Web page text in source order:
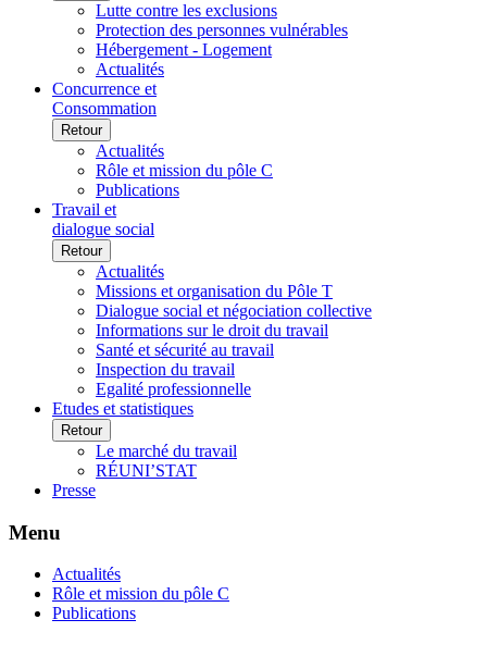
Lutte contre les exclusions
Protection des personnes vulnérables
Hébergement - Logement
Actualités
Concurrence et
Consommation
Retour
Actualités
Rôle et mission du pôle C
Publications
Travail et
dialogue social
Retour
Actualités
Missions et organisation du Pôle T
Dialogue social et négociation collective
Informations sur le droit du travail
Santé et sécurité au travail
Inspection du travail
Egalité professionnelle
Etudes et statistiques
Retour
Le marché du travail
RÉUNI’STAT
Presse
Menu
Actualités
Rôle et mission du pôle C
Publications